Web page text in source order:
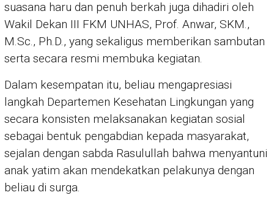
suasana haru dan penuh berkah juga dihadiri oleh
Wakil Dekan III FKM UNHAS, Prof. Anwar, SKM.,
M.Sc., Ph.D., yang sekaligus memberikan sambutan
serta secara resmi membuka kegiatan.
Dalam kesempatan itu, beliau mengapresiasi
langkah Departemen Kesehatan Lingkungan yang
secara konsisten melaksanakan kegiatan sosial
sebagai bentuk pengabdian kepada masyarakat,
sejalan dengan sabda Rasulullah bahwa menyantuni
anak yatim akan mendekatkan pelakunya dengan
beliau di surga.